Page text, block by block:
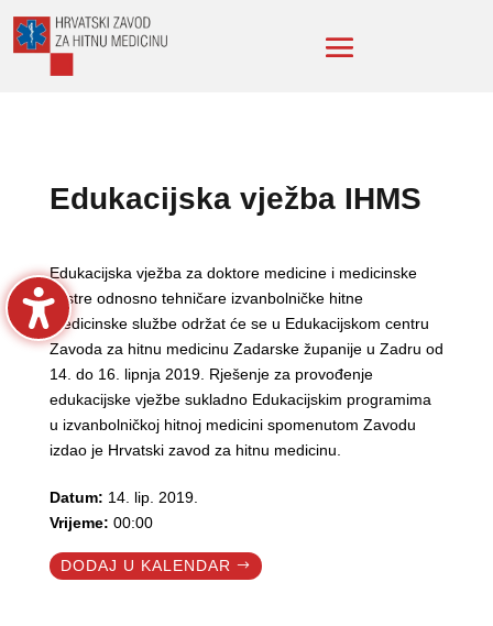
Edukacijska vježba IHMS
Edukacijska vježba za doktore medicine i medicinske
sestre odnosno tehničare izvanbolničke hitne
medicinske službe održat će se u Edukacijskom centru
Zavoda za hitnu medicinu Zadarske županije u Zadru od
14. do 16. lipnja 2019. Rješenje za provođenje
edukacijske vježbe sukladno Edukacijskim programima
u izvanbolničkoj hitnoj medicini spomenutom Zavodu
izdao je Hrvatski zavod za hitnu medicinu.
Datum: 14. lip. 2019.
Vrijeme: 00:00
DODAJ U KALENDAR